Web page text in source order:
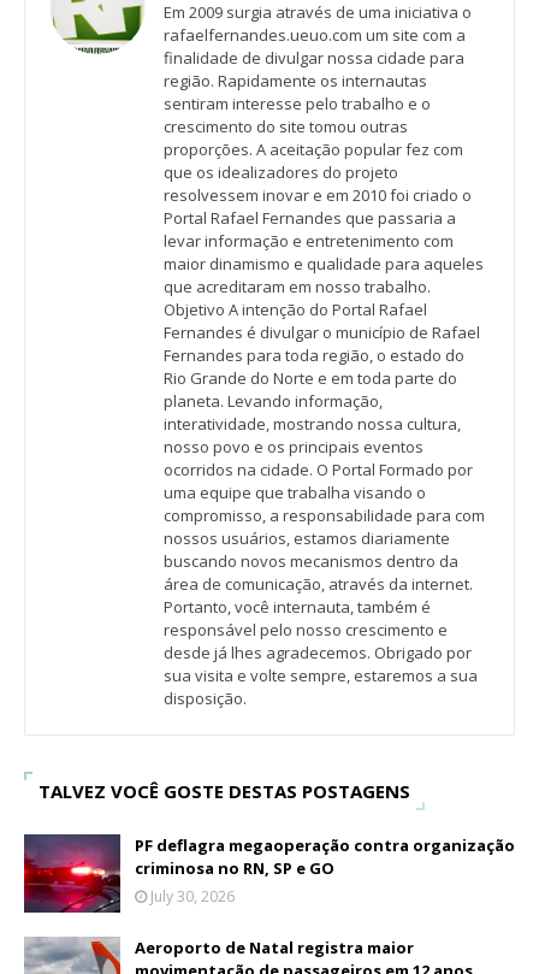
Em 2009 surgia através de uma iniciativa o
rafaelfernandes.ueuo.com um site com a
finalidade de divulgar nossa cidade para
região. Rapidamente os internautas
sentiram interesse pelo trabalho e o
crescimento do site tomou outras
proporções. A aceitação popular fez com
que os idealizadores do projeto
resolvessem inovar e em 2010 foi criado o
Portal Rafael Fernandes que passaria a
levar informação e entretenimento com
maior dinamismo e qualidade para aqueles
que acreditaram em nosso trabalho.
Objetivo A intenção do Portal Rafael
Fernandes é divulgar o município de Rafael
Fernandes para toda região, o estado do
Rio Grande do Norte e em toda parte do
planeta. Levando informação,
interatividade, mostrando nossa cultura,
nosso povo e os principais eventos
ocorridos na cidade. O Portal Formado por
uma equipe que trabalha visando o
compromisso, a responsabilidade para com
nossos usuários, estamos diariamente
buscando novos mecanismos dentro da
área de comunicação, através da internet.
Portanto, você internauta, também é
responsável pelo nosso crescimento e
desde já lhes agradecemos. Obrigado por
sua visita e volte sempre, estaremos a sua
disposição.
TALVEZ VOCÊ GOSTE DESTAS POSTAGENS
PF deflagra megaoperação contra organização
criminosa no RN, SP e GO
July 30, 2026
Aeroporto de Natal registra maior